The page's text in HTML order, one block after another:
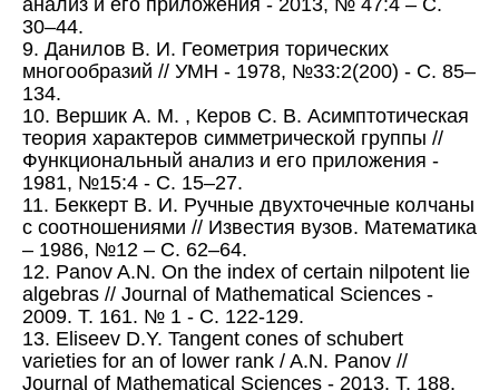
анализ и его приложения - 2013, № 47:4 – С.
30–44.
9. Данилов В. И. Геометрия торических
многообразий // УМН - 1978, №33:2(200) - С. 85–
134.
10. Вершик А. М. , Керов С. В. Асимптотическая
теория характеров симметрической группы //
Функциональный анализ и его приложения -
1981, №15:4 - С. 15–27.
11. Беккерт В. И. Ручные двухточечные колчаны
с соотношениями // Известия вузов. Математика
– 1986, №12 – С. 62–64.
12. Panov A.N. On the index of certain nilpotent lie
algebras // Journal of Mathematical Sciences -
2009. Т. 161. № 1 - С. 122-129.
13. Eliseev D.Y. Tangent cones of schubert
varieties for an of lower rank / A.N. Panov //
Journal of Mathematical Sciences - 2013. Т. 188.